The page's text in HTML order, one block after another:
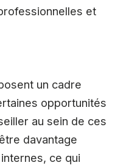
et
un cadre
opportunités
au sein de ces
davantage
ce qui